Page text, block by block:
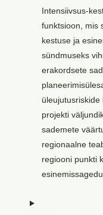
Intensiivsus-
funktsioon, mis
kestuse ja
sündmuseks
erakordsete
projekti
sademete
regionaalne
regiooni punkti